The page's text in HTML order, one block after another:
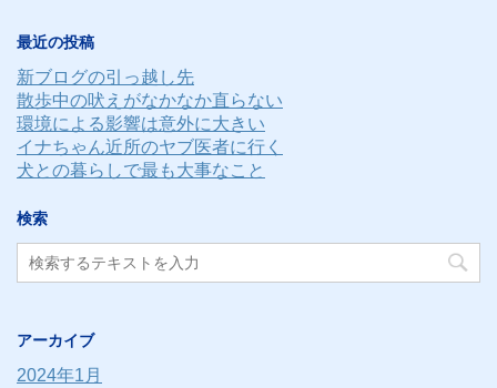
ス
最近の投稿
新ブログの引っ越し先
散歩中の吠えがなかなか直らない
環境による影響は意外に大きい
イナちゃん近所のヤブ医者に行く
犬との暮らしで最も大事なこと
検索
アーカイブ
2024年1月